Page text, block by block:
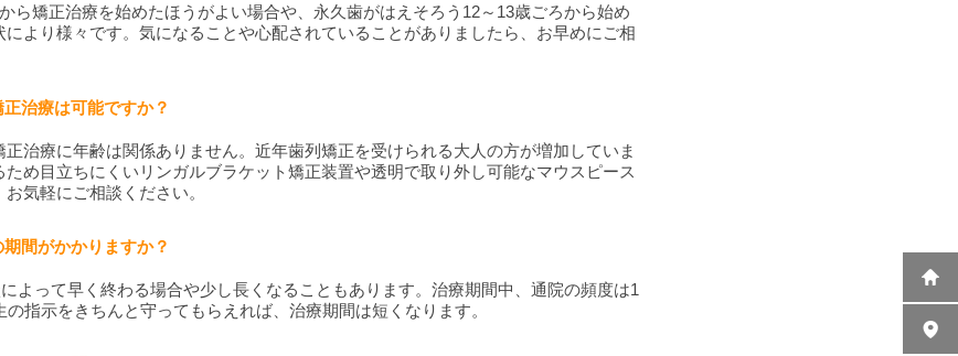
ら矯正治療を始めたほうがよい場合や、永久歯がはえそろう12～13歳ごろから始め
より様々です。気になることや心配されていることがありましたら、お早めにご相
治療は可能ですか？
治療に年齢は関係ありません。近年歯列矯正を受けられる大人の方が増加していま
め目立ちにくいリンガルブラケット矯正装置や透明で取り外し可能なマウスピース
気軽にご相談ください。
間がかかりますか？
よって早く終わる場合や少し長くなることもあります。治療期間中、通院の頻度は1
指示をきちんと守ってもらえれば、治療期間は短くなります。